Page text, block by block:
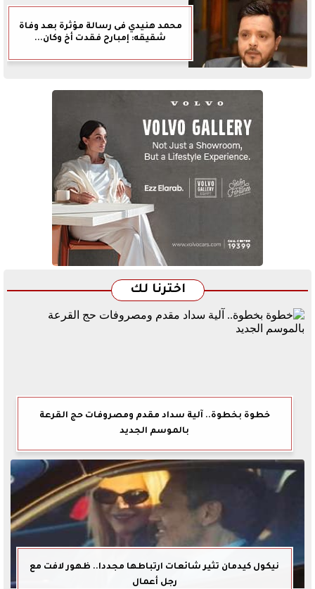
محمد هنيدي فى رسالة مؤثرة بعد وفاة
شقيقه: إمبارح فقدت أخ وكان...
اخترنا لك
خطوة بخطوة.. آلية سداد مقدم ومصروفات حج القرعة
بالموسم الجديد
نيكول كيدمان تثير شائعات ارتباطها مجددا.. ظهور لافت مع
رجل أعمال